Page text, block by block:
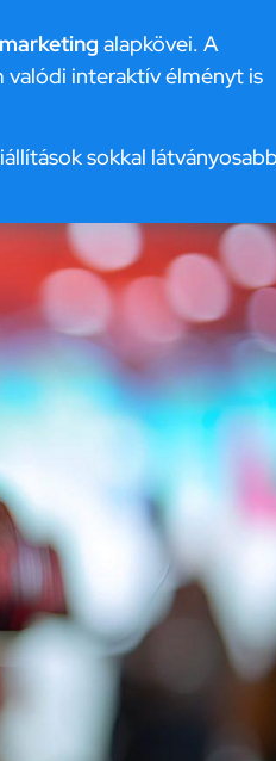
alapkövei. A
valódi interaktív élményt is
sokkal